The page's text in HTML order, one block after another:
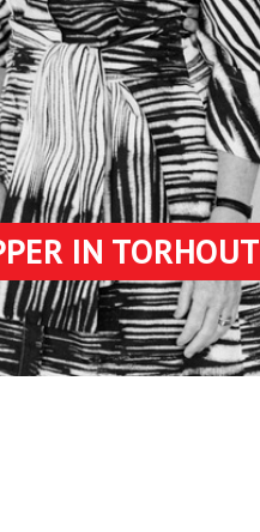
IN TORHOUT